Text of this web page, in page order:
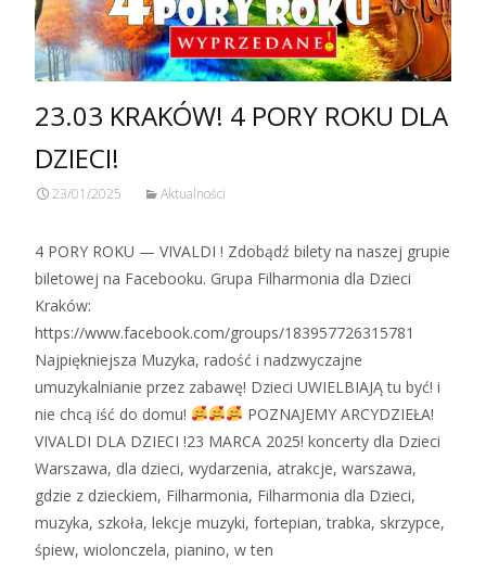
23.03 KRAKÓW! 4 PORY ROKU DLA
DZIECI!
23/01/2025 Aktualności
4 PORY ROKU — VIVALDI ! Zdobądź bilety na naszej grupie
biletowej na Facebooku. Grupa Filharmonia dla Dzieci
Kraków:
https://www.facebook.com/groups/183957726315781
Najpiękniejsza Muzyka, radość i nadzwyczajne
umuzykalnianie przez zabawę! Dzieci UWIELBIAJĄ tu być! i
nie chcą iść do domu!
POZNAJEMY ARCYDZIEŁA!
VIVALDI DLA DZIECI !23 MARCA 2025! koncerty dla Dzieci
Warszawa, dla dzieci, wydarzenia, atrakcje, warszawa,
gdzie z dzieckiem, Filharmonia, Filharmonia dla Dzieci,
muzyka, szkoła, lekcje muzyki, fortepian, trabka, skrzypce,
śpiew, wiolonczela, pianino, w ten